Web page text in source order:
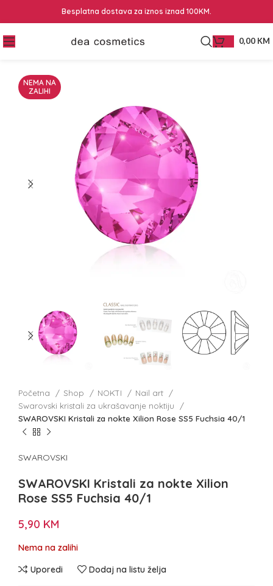
Besplatna dostava za iznos iznad 100KM.
0,00 KM
NEMA NA
ZALIHI
Početna Shop NOKTI
Nail art
Swarovski kristali za ukrašavanje noktiju
SWAROVSKI Kristali za nokte Xilion Rose SS5 Fuchsia 40/1
SWAROVSKI
SWAROVSKI Kristali za nokte Xilion
Rose SS5 Fuchsia 40/1
5,90 KM
Nema na zalihi
Uporedi
Dodaj na listu želja